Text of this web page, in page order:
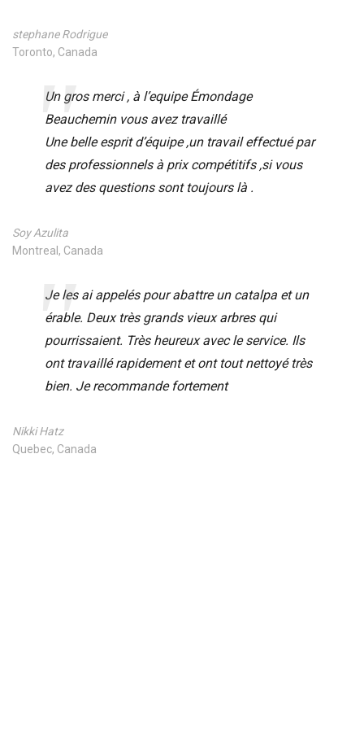
stephane Rodrigue
Toronto, Canada
Un gros merci , à l’equipe Émondage
Beauchemin vous avez travaillé
Une belle esprit d’équipe ,un travail effectué par
des professionnels à prix compétitifs ,si vous
avez des questions sont toujours là .
Soy Azulita
Montreal, Canada
Je les ai appelés pour abattre un catalpa et un
érable. Deux très grands vieux arbres qui
pourrissaient. Très heureux avec le service. Ils
ont travaillé rapidement et ont tout nettoyé très
bien. Je recommande fortement
Nikki Hatz
Quebec, Canada